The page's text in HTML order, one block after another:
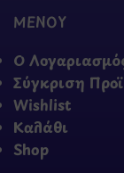
ΜΕΝΟΥ
Ο
Σύγκριση
Wishlist
Καλάθι
Shop